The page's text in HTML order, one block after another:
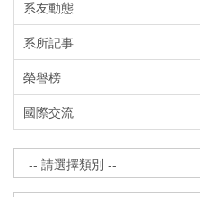
系友動態
系所記事
榮譽榜
國際交流